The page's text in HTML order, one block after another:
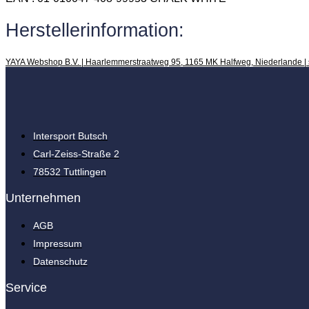
Herstellerinformation:
YAYA Webshop B.V. | Haarlemmerstraatweg 95, 1165 MK Halfweg, Niederlande
Intersport Butsch
Carl-Zeiss-Straße 2
78532 Tuttlingen
Unternehmen
AGB
Impressum
Datenschutz
Service